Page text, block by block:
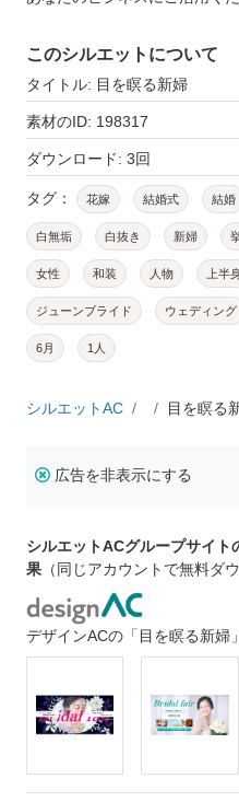
このシルエットについて
タイトル: 目を瞑る新婦
素材のID: 198317
ダウンロード: 3回
タグ： 花嫁 結婚式 結婚
白無垢 白抜き 新婦
女性 和装 人物 上半
ジューンブライド ウェディング
6月 1人
シルエットAC 目を瞑る
広告を非表示にする
シルエットACグループサイ
果 （同じアカウントで無料ダ
デザインACの「目を瞑る新婦